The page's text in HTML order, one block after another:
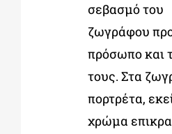
σεβασμό του
ζωγράφου
πρόσωπο και
τους. Στα
πορτρέτα,
χρώμα